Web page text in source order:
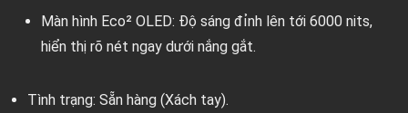
Màn hình Eco² OLED: Độ sáng đỉnh lên tới 6000 nits,
hiển thị rõ nét ngay dưới nắng gắt.
Tình trạng: Sẵn hàng (Xách tay).